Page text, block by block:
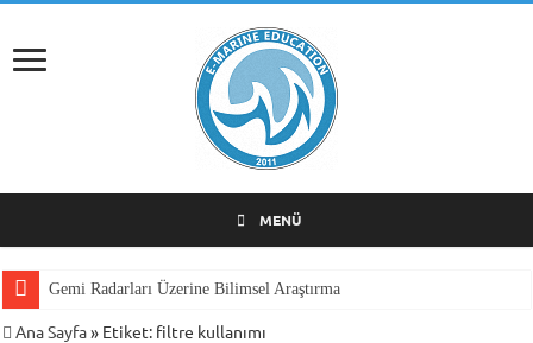
MENÜ
Gemi Radarları Üzerine Bilimsel Araştırma
Ana Sayfa» Etiket: filtre kullanımı